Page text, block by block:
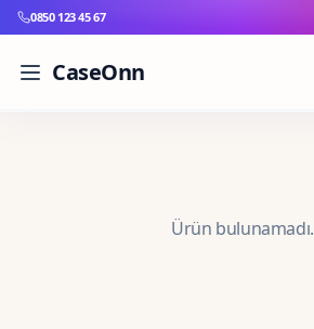
0850 123 45 67
CaseOnn
Ürün bulunamadı.